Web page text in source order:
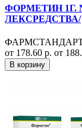
ФОРМЕТИН 1Г.
ЛЕКСРЕДСТВА/
от 178.60 р. от
В корзину